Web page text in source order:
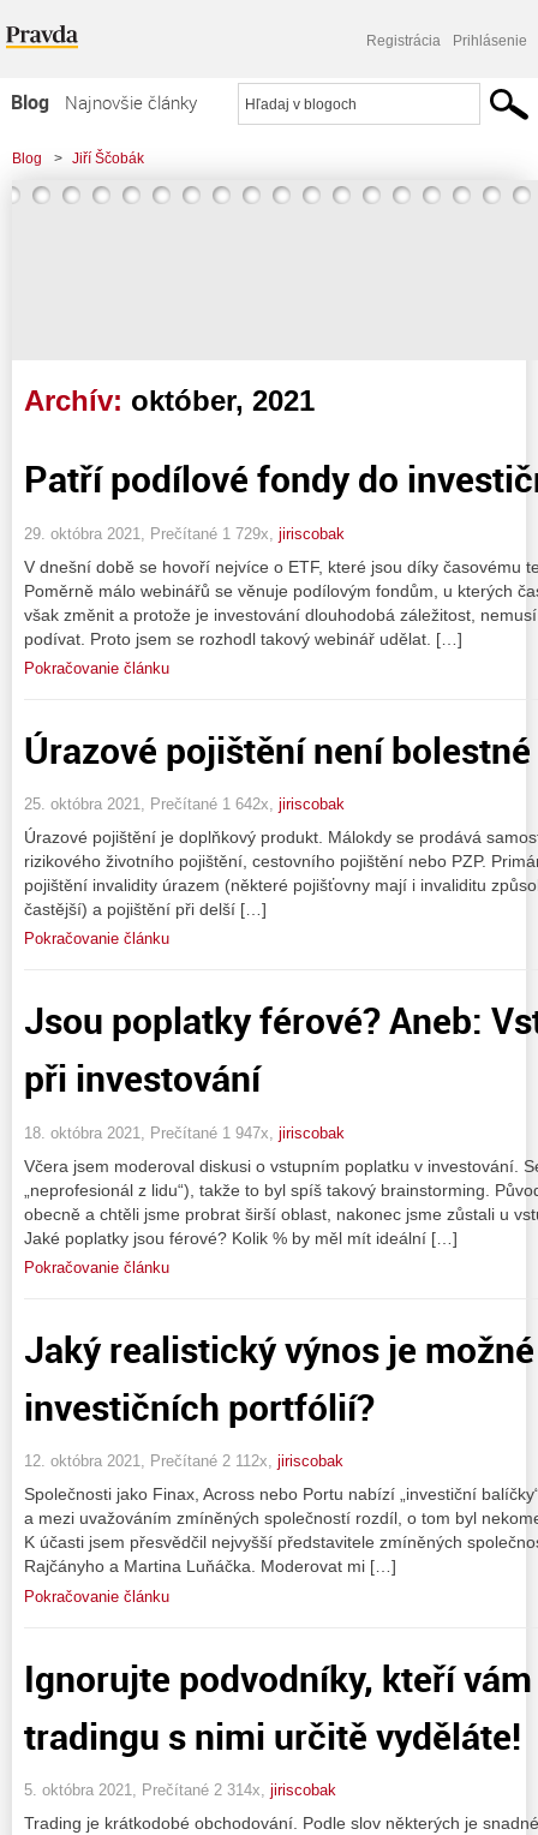
Registrácia Prihlásenie
Blog
Najnovšie články
Najčítanejšie články
Najkomentovanejšie články
Blog > Jiří Ščobák
Archív: október, 2021
Patří podílové fondy do
29. októbra 2021, Prečítané 1 729x, jiriscobak
V dnešní době se hovoří nejvíce o ETF, které jsou díky časovému
Poměrně málo webinářů se věnuje podílovým fondům, u kterých
však změnit a protože je investování dlouhodobá záležitost,
podívat. Proto jsem se rozhodl takový webinář udělat. […]
Pokračovanie článku
Úrazové pojištění není bolestné
25. októbra 2021, Prečítané 1 642x, jiriscobak
Úrazové pojištění je doplňkový produkt. Málokdy se prodává
rizikového životního pojištění, cestovního pojištění nebo PZP.
pojištění invalidity úrazem (některé pojišťovny mají i invaliditu
častější) a pojištění při delší […]
Pokračovanie článku
Jsou poplatky férové? Aneb:
při investování
18. októbra 2021, Prečítané 1 947x, jiriscobak
Včera jsem moderoval diskusi o vstupním poplatku v investování.
„neprofesionál z lidu“), takže to byl spíš takový brainstorming.
obecně a chtěli jsme probrat širší oblast, nakonec jsme zůstali u
Jaké poplatky jsou férové? Kolik % by měl mít ideální […]
Pokračovanie článku
Jaký realistický výnos je
investičních portfólií?
12. októbra 2021, Prečítané 2 112x, jiriscobak
Společnosti jako Finax, Across nebo Portu nabízí „investiční
a mezi uvažováním zmíněných společností rozdíl, o tom byl
K účasti jsem přesvědčil nejvyšší představitele zmíněných
Rajčányho a Martina Luňáčka. Moderovat mi […]
Pokračovanie článku
Ignorujte podvodníky, kteří
tradingu s nimi určitě vyděláte!
5. októbra 2021, Prečítané 2 314x, jiriscobak
Trading je krátkodobé obchodování. Podle slov některých je